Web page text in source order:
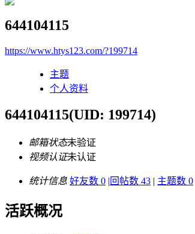
644104115
https://www.htys123.com/?199714
主题
个人资料
644104115(UID: 199714)
邮箱状态未验证
视频认证未认证
统计信息 好友数 0 |回帖数 43 | 主题数 0
活跃概况